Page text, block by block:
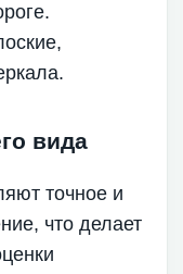
вида
точное и
что делает